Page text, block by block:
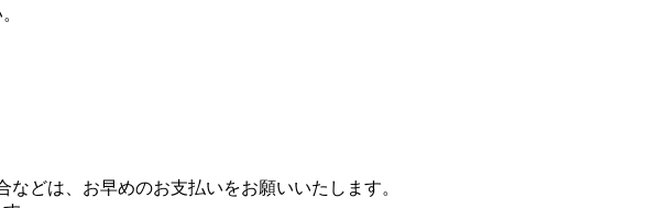
どは、お早めのお支払いをお願いいたします。